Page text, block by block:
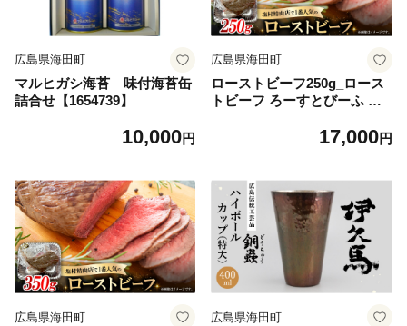
広島県海田町
マルヒガシ海苔 味付海苔缶
詰合せ【1654739】
10,000円
広島県海田町
ローストビーフ250g_ロース
トビーフ ろーすとびーふ 牛
かず おつまみ 手作り 人気店
17,000円
広島県海田町 広島県海田町